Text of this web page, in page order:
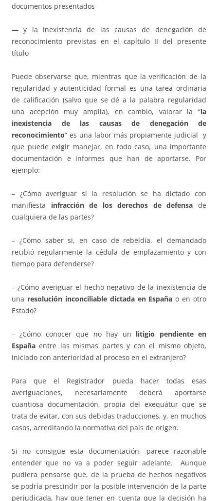
documentos presentados
— y la inexistencia de las causas de denegación de
reconocimiento previstas en el capítulo II del presente
título
Puede observarse que, mientras que la verificación de la
regularidad y autenticidad formal es una tarea ordinaria
de calificación (salvo que se dé a la palabra regularidad
una acepción muy amplia), en cambio, valorar la “la
inexistencia de las causas de denegación de
reconocimiento” es una labor más propiamente judicial y
que puede exigir manejar, en todo caso, una importante
documentación e informes que han de aportarse. Por
ejemplo:
– ¿Cómo averiguar si la resolución se ha dictado con
manifiesta infracción de los derechos de defensa de
cualquiera de las partes?
– ¿Cómo saber si, en caso de rebeldía, el demandado
recibió regularmente la cédula de emplazamiento y con
tiempo para defenderse?
– ¿Cómo averiguar el hecho negativo de la inexistencia de
una resolución inconciliable dictada en España o en otro
Estado?
– ¿Cómo conocer que no hay un litigio pendiente en
España entre las mismas partes y con el mismo objeto,
iniciado con anterioridad al proceso en el extranjero?
Para que el Registrador pueda hacer todas esas
averiguaciones, necesariamente deberá aportarse
cuantiosa documentación, propia del exequátur que se
trata de evitar, con sus debidas traducciones, y, en muchos
casos, acreditando la normativa del país de origen.
Si no consigue esta documentación, parece razonable
entender que no va a poder seguir adelante. Aunque
pudiera pensarse que, de la prueba de hechos negativos
se podría prescindir por la posible intervención de la parte
perjudicada, hay que tener en cuenta que la decisión ha